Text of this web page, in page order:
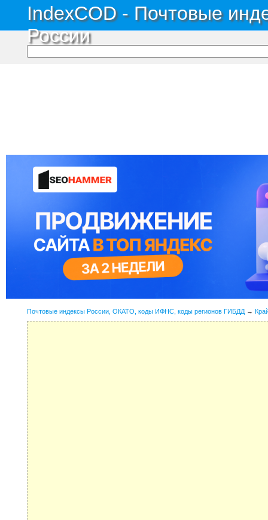
IndexCOD - Почтовые
России
Почтовые индексы России, ОКАТО, коды ИФНС, коды регионов ГИБДД →